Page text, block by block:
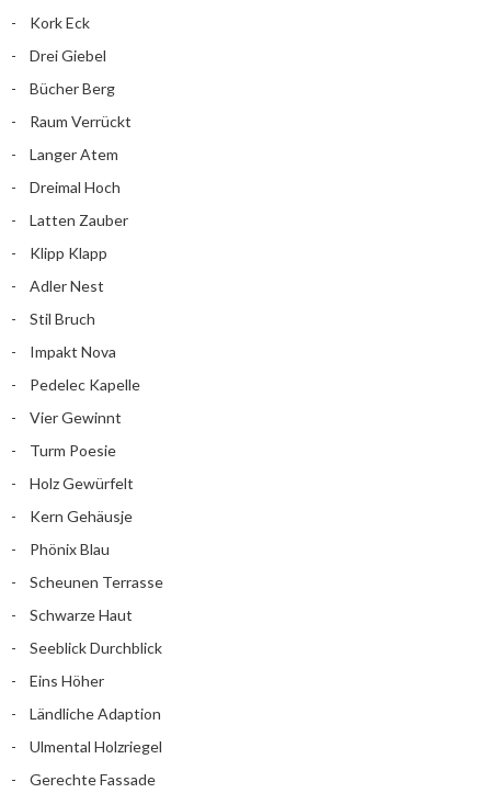
Kork Eck
Drei Giebel
Bücher Berg
Raum Verrückt
Langer Atem
Dreimal Hoch
Latten Zauber
Klipp Klapp
Adler Nest
Stil Bruch
Impakt Nova
Pedelec Kapelle
Vier Gewinnt
Turm Poesie
Holz Gewürfelt
Kern Gehäusje
Phönix Blau
Scheunen Terrasse
Schwarze Haut
Seeblick Durchblick
Eins Höher
Ländliche Adaption
Ulmental Holzriegel
Gerechte Fassade